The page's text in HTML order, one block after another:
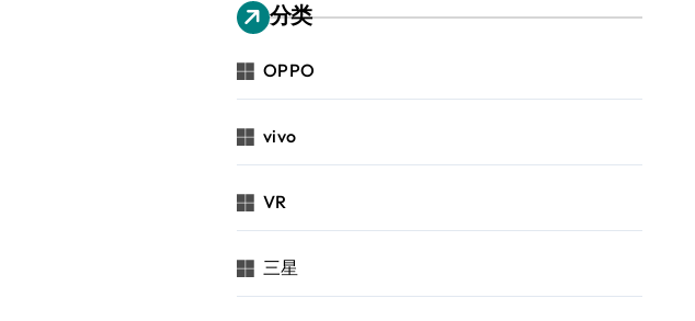
分类
OPPO
vivo
VR
三星